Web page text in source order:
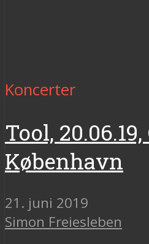
Koncerter
Tool,
København
21. juni 2019
Simon Freiesleben